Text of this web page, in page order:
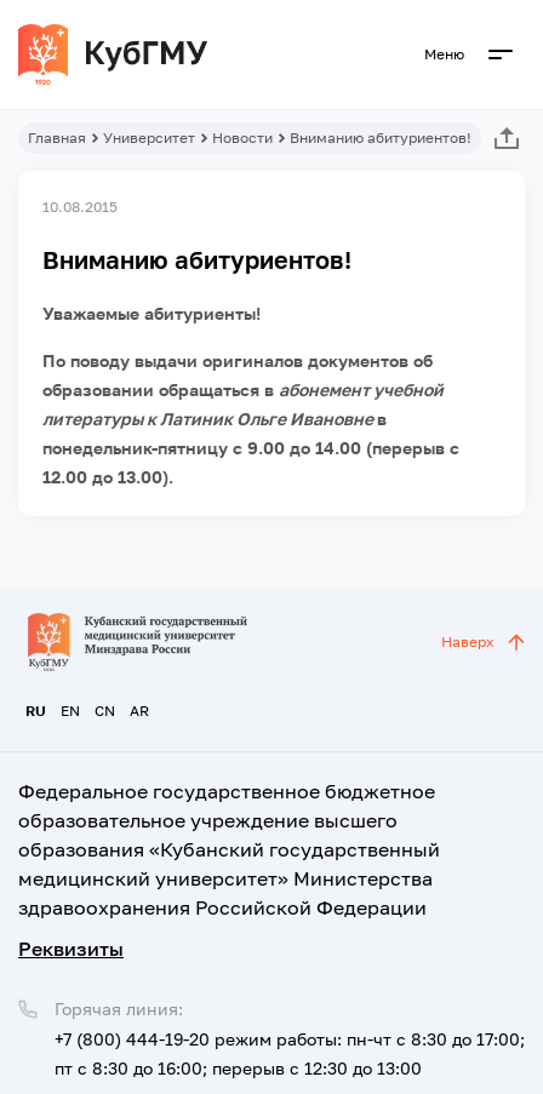
Меню
Главная Университет Новости Вниманию абитуриентов!
10.08.2015
Вниманию абитуриентов!
Уважаемые абитуриенты!
По поводу выдачи оригиналов документов об
образовании обращаться в абонемент учебной
литературы к Латиник Ольге Ивановнев
понедельник-пятницу с 9.00 до 14.00 (перерыв с
12.00 до 13.00).
RU EN CN AR
Наверх
Федеральное государственное бюджетное
образовательное учреждение высшего
образования «Кубанский государственный
медицинский университет» Министерства
здравоохранения Российской Федерации
Реквизиты
Горячая линия:
+7 (800) 444-19-20 режим работы: пн-чт с 8:30 до 17:00;
пт с 8:30 до 16:00; перерыв с 12:30 до 13:00